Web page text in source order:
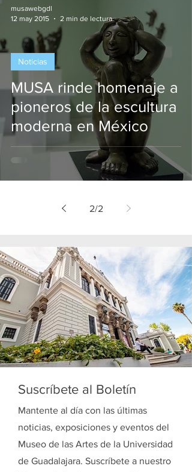
MUSA rinde homenaje a
pioneros de la escultura
moderna en México
Noticias
musawebgdl
12 may 2015
2 min de lectura
2/2
Suscríbete al Boletín
Mantente al día con las últimas
noticias, exposiciones y eventos del
Museo de las Artes de la Universidad
de Guadalajara. Suscríbete a nuestro